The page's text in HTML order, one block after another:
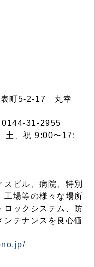
町5-2-17 丸幸
31-2955
土、祝 9:00〜17:
ビル、病院、特別
工場等の様々な場所
ロックシステム、防
ンテナンスを良心価